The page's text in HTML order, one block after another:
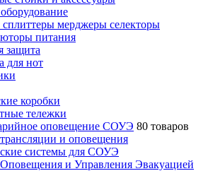
мерджеры селекторы
питания
защита
для нот
коробки
тележки
оповещение СОУЭ 80 товаров
и оповещения
системы для СОУЭ
и Управления Эвакуацией